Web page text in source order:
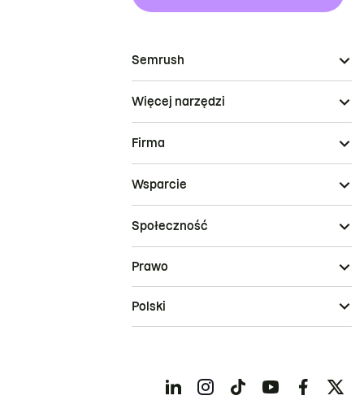
Semrush
Więcej narzędzi
Firma
Wsparcie
Społeczność
Prawo
Polski